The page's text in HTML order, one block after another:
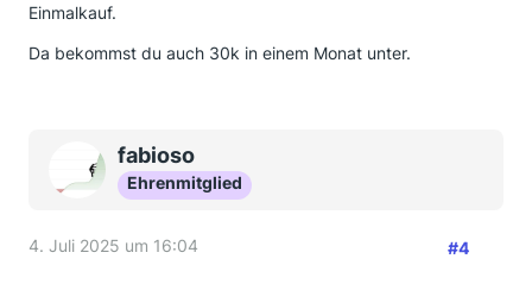
Einmalkauf.
Da bekommst du auch 30k in einem Monat unter.
fabioso
Ehrenmitglied
4. Juli 2025 um 16:04 #4